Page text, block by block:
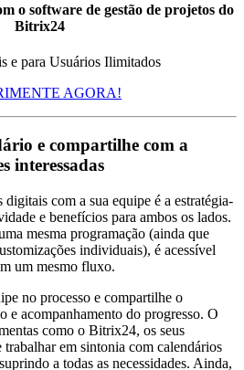
o software de gestão de projetos do
Bitrix24
e para Usuários Ilimitados
AGORA!
e compartilhe com a
interessadas
com a sua equipe é a estratégia-
e benefícios para ambos os lados.
mesma programação (ainda que
individuais), é acessível
um mesmo fluxo.
no processo e compartilhe o
e acompanhamento do progresso. O
como o Bitrix24, os seus
trabalhar em sintonia com calendários
a todas as necessidades. Ainda,